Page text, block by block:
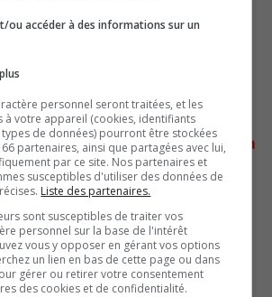
2025 à 09h49
est dans dix districts à
ou accéder à des informations sur un
personnel seront traitées, et les
à votre appareil (cookies, identifiants
de données) pourront être stockées
partenaires, ainsi que partagées avec lui,
par ce site. Nos partenaires et
susceptibles d'utiliser des données de
Liste des partenaires.
sont susceptibles de traiter vos
personnel sur la base de l'intérêt
vous y opposer en gérant vos options
un lien en bas de cette page ou dans
gérer ou retirer votre consentement
des cookies et de confidentialité.